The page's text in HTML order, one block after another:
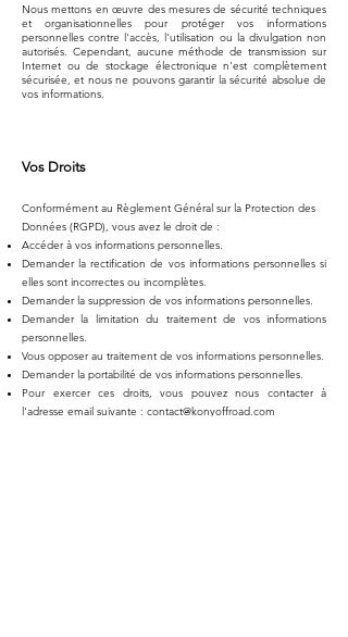
Nous mettons en œuvre des mesures de sécurité techniques
et organisationnelles pour protéger vos informations
personnelles contre l'accès, l'utilisation ou la divulgation non
autorisés. Cependant, aucune méthode de transmission sur
Internet ou de stockage électronique n'est complètement
sécurisée, et nous ne pouvons garantir la sécurité absolue de
vos informations.
Vos Droits
Conformément au Règlement Général sur la Protection des
Données (RGPD), vous avez le droit de :
Accéder à vos informations personnelles.
Demander la rectification de vos informations personnelles si
elles sont incorrectes ou incomplètes.
Demander la suppression de vos informations personnelles.
Demander la limitation du traitement de vos informations
personnelles.
Vous opposer au traitement de vos informations personnelles.
Demander la portabilité de vos informations personnelles.
Pour exercer ces droits, vous pouvez nous contacter à
l'adresse email suivante : contact@konyoffroad.com